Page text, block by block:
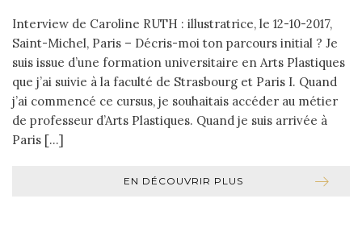
Interview de Caroline RUTH : illustratrice, le 12-10-2017,
Saint-Michel, Paris – Décris-moi ton parcours initial ? Je
suis issue d’une formation universitaire en Arts Plastiques
que j’ai suivie à la faculté de Strasbourg et Paris I. Quand
j’ai commencé ce cursus, je souhaitais accéder au métier
de professeur d’Arts Plastiques. Quand je suis arrivée à
Paris […]
EN DÉCOUVRIR PLUS